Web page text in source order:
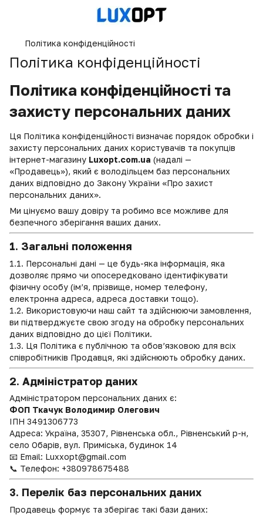
Політика конфіденційності
Політика конфіденційності
Політика конфіденційності та
захисту персональних даних
Ця Політика конфіденційності визначає порядок обробки і
захисту персональних даних користувачів та покупців
інтернет-магазину Luxopt.com.ua (надалі —
«Продавець»), який є володільцем баз персональних
даних відповідно до Закону України «Про захист
персональних даних».
Ми цінуємо вашу довіру та робимо все можливе для
безпечного зберігання ваших даних.
1. Загальні положення
1.1. Персональні дані — це будь-яка інформація, яка
дозволяє прямо чи опосередковано ідентифікувати
фізичну особу (ім’я, прізвище, номер телефону,
електронна адреса, адреса доставки тощо).
1.2. Використовуючи наш сайт та здійснюючи замовлення,
ви підтверджуєте свою згоду на обробку персональних
даних відповідно до цієї Політики.
1.3. Ця Політика є публічною та обов’язковою для всіх
співробітників Продавця, які здійснюють обробку даних.
2. Адміністратор даних
Адміністратором персональних даних є:
ФОП Ткачук Володимир Олегович
ІПН 3491306773
Адреса: Україна, 35307, Рівненська обл., Рівненський р-н,
село Обарів, вул. Приміська, будинок 14
📧 Email: Luxxopt@gmail.com
📞 Телефон: +380978675488
3. Перелік баз персональних даних
Продавець формує та зберігає такі бази даних: